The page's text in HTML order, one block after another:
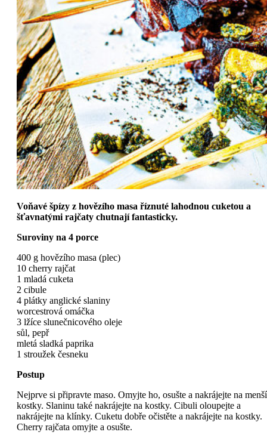
Voňavé špízy z hovězího masa říznuté lahodnou cuketou a
šťavnatými rajčaty chutnají fantasticky.
Suroviny na 4 porce
400 g hovězího masa (plec)
10 cherry rajčat
1 mladá cuketa
2 cibule
4 plátky anglické slaniny
worcestrová omáčka
3 lžíce slunečnicového oleje
sůl, pepř
mletá sladká paprika
1 stroužek česneku
Postup
Nejprve si připravte maso. Omyjte ho, osušte a nakrájejte na menší
kostky. Slaninu také nakrájejte na kostky. Cibuli oloupejte a
nakrájejte na klínky. Cuketu dobře očistěte a nakrájejte na kostky.
Cherry rajčata omyjte a osušte.